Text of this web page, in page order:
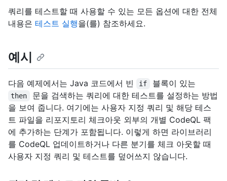
쿼리를 테스트할 때 사용할 수 있는 모든 옵션에 대한 전체
내용은 테스트 실행을(를) 참조하세요.
예시
다음 예제에서는 Java 코드에서 빈 if 블록이 있는
then
문을 검색하는 쿼리에 대한 테스트를 설정하는 방법
을 보여 줍니다. 여기에는 사용자 지정 쿼리 및 해당 테스
트 파일을 리포지토리 체크아웃 외부의 개별 CodeQL 팩
에 추가하는 단계가 포함됩니다. 이렇게 하면 라이브러리
를 CodeQL 업데이트하거나 다른 분기를 체크 아웃할 때
사용자 지정 쿼리 및 테스트를 덮어쓰지 않습니다.